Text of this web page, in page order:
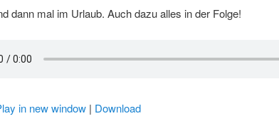
dann mal im Urlaub. Auch dazu alles in der Folge!
in new window | Download